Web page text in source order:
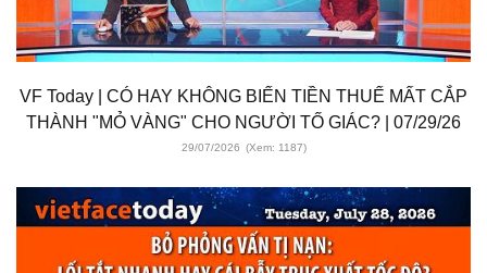
VF Today | CÓ HAY KHÔNG BIẾN TIỀN THUẾ MẤT CẮP
THÀNH "MỎ VÀNG" CHO NGƯỜI TỐ GIÁC? | 07/29/26
29/07/2026 (Xem: 1187)